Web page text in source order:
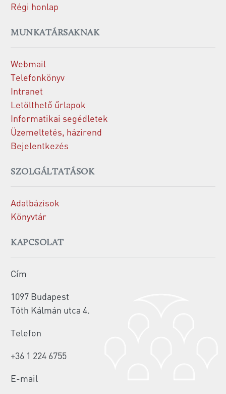
Régi honlap
MUNKATÁRSAKNAK
Webmail
Telefonkönyv
Intranet
Letölthető űrlapok
Informatikai segédletek
Üzemeltetés, házirend
Bejelentkezés
SZOLGÁLTATÁSOK
Adatbázisok
Könyvtár
KAPCSOLAT
Cím
1097 Budapest
Tóth Kálmán utca 4.
Telefon
+36 1 224 6755
E-mail